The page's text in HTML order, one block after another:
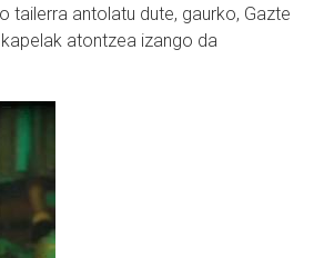
tailerra antolatu dute, gaurko, Gazte
atontzea izango da